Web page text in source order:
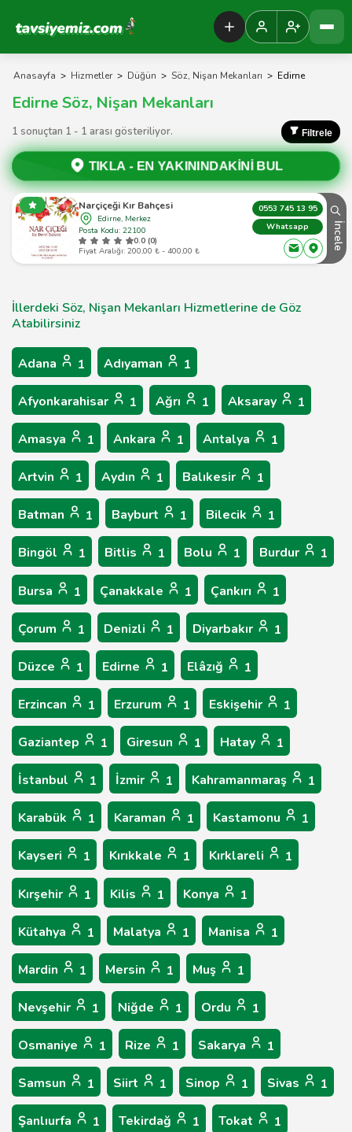
Tavsiyemiz Anasayfa
Anasayfa > Hizmetler > Düğün > Söz, Nişan Mekanları > Edirne
Edirne Söz, Nişan Mekanları
1 sonuçtan 1 - 1 arası gösteriliyor. Filtrele
TIKLA - EN YAKININDAKİNİ BUL
Narçiçeği Kır Bahçesi
Edirne, Merkez
Posta Kodu: 22100
0.0 (0)
Fiyat Aralığı: 200,00 ₺ - 400,00 ₺
0553 745 13 95
Whatsapp
İncele
İllerdeki Söz, Nişan Mekanları Hizmetlerine de Göz
Atabilirsiniz
Adana 1 Adıyaman 1
Afyonkarahisar 1 Ağrı 1 Aksaray 1
Amasya 1 Ankara 1 Antalya 1
Artvin 1 Aydın 1 Balıkesir 1
Batman 1 Bayburt 1 Bilecik 1
Bingöl 1 Bitlis 1 Bolu 1 Burdur 1
Bursa 1 Çanakkale 1 Çankırı 1
Çorum 1 Denizli 1 Diyarbakır 1
Düzce 1 Edirne 1 Elâzığ 1
Erzincan 1 Erzurum 1 Eskişehir 1
Gaziantep 1 Giresun 1 Hatay 1
İstanbul 1 İzmir 1 Kahramanmaraş 1
Karabük 1 Karaman 1 Kastamonu 1
Kayseri 1 Kırıkkale 1 Kırklareli 1
Kırşehir 1 Kilis 1 Konya 1
Kütahya 1 Malatya 1 Manisa 1
Mardin 1 Mersin 1 Muş 1
Nevşehir 1 Niğde 1 Ordu 1
Osmaniye 1 Rize 1 Sakarya 1
Samsun 1 Siirt 1 Sinop 1 Sivas 1
Şanlıurfa 1 Tekirdağ 1 Tokat 1